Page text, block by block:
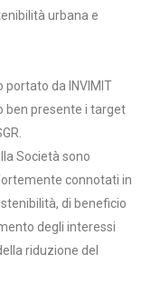
urbana e
portato da INVIMIT
ben presente i target
Società sono
connotati in
di beneficio
degli interessi
riduzione del